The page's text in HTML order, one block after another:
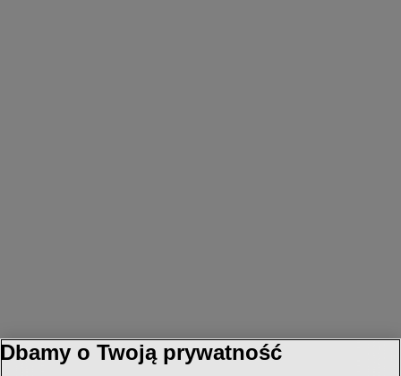
Dbamy o Twoją prywatność